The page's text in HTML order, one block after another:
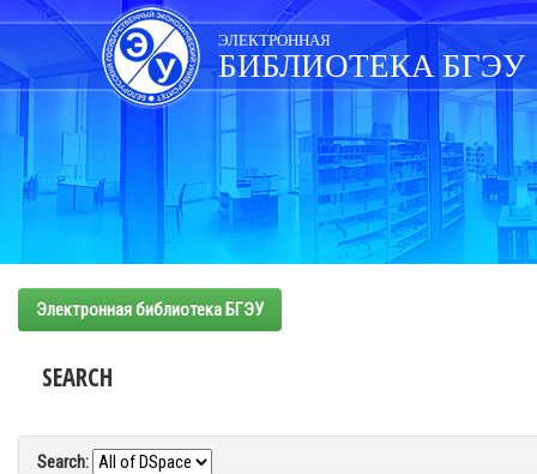
Skip
navigation
ЭЛЕКТРОННАЯ
БИБЛИОТЕКА БГЭУ
Электронная библиотека БГЭУ
SEARCH
Search: